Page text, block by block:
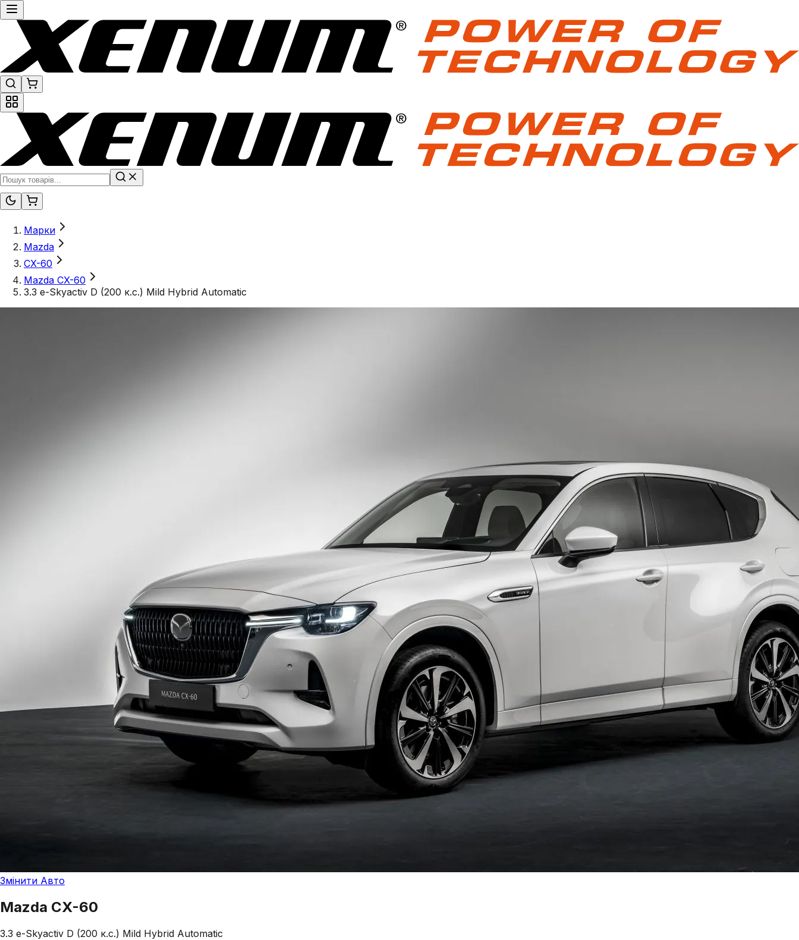
Марки
Mazda
CX-60
Mazda CX-60
3.3 e-Skyactiv D (200 к.с.) Mild Hybrid Automatic
Змінити Авто
Mazda CX-60
3.3 e-Skyactiv D (200 к.с.) Mild Hybrid Automatic